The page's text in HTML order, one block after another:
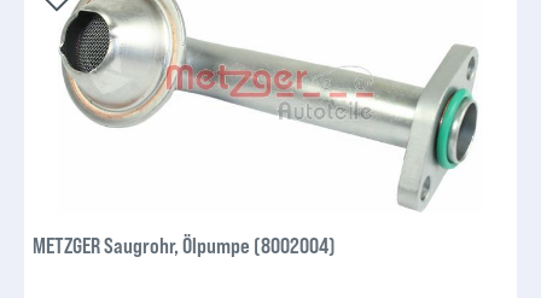
METZGER Saugrohr, Ölpumpe (8002004)